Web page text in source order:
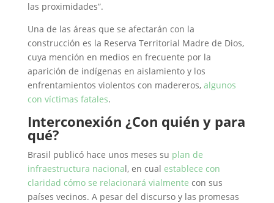
las proximidades”.
Una de las áreas que se afectarán con la
construcción es la Reserva Territorial Madre de Dios,
cuya mención en medios en frecuente por la
aparición de indígenas en aislamiento y los
enfrentamientos violentos con madereros, algunos
con víctimas fatales.
Interconexión ¿Con quién y para
qué?
Brasil publicó hace unos meses su plan de
infraestructura nacional, en cual establece con
claridad cómo se relacionará vialmente con sus
países vecinos. A pesar del discurso y las promesas